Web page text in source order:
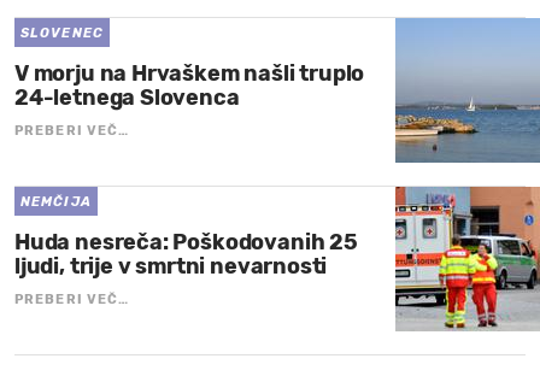
SLOVENEC
V morju na Hrvaškem našli truplo
24-letnega Slovenca
PREBERI VEČ…
NEMČIJA
Huda nesreča: Poškodovanih 25
ljudi, trije v smrtni nevarnosti
PREBERI VEČ…